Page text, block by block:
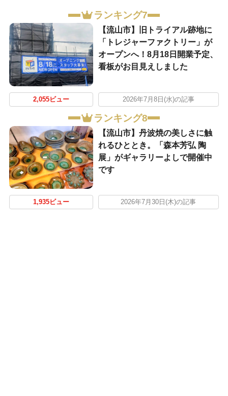
ランキング7
【流山市】旧トライアル跡地に
「トレジャーファクトリー」が
オープンへ！8月18日開業予定、
看板がお目見えしました
2,055ビュー 2026年7月8日(水)の記事
ランキング8
【流山市】丹波焼の美しさに触
れるひととき。「森本芳弘 陶
展」がギャラリーよしで開催中
です
1,935ビュー 2026年7月30日(木)の記事